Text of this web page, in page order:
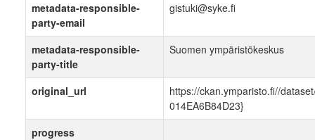
metadata-responsible-
party-email
gistuki@syke.fi
metadata-responsible-
party-title
Suomen ympäristökeskus
original_url
https://ckan.ymparisto.fi//
014EA6B84D23}
progress